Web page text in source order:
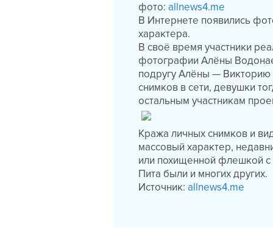
фото: allnews4.me
В Интернете появились
характера.
В своё время участники
фотографии Алёны
подругу Алёны — Викторию
снимков в сети, девушки
остальным участникам
Кража личных снимков и
массовый характер,
или похищенной флешкой
Пита были и многих других.
Источник: allnews4.me